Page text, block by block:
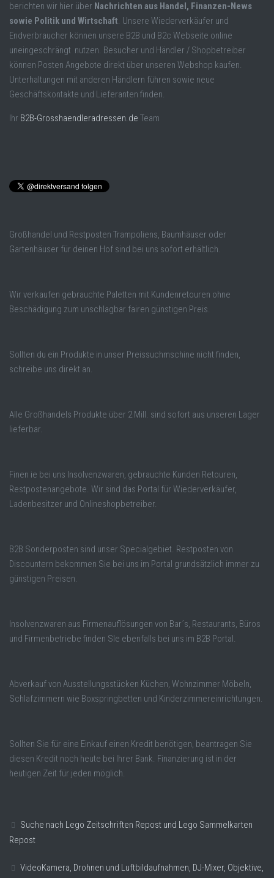
berichten wir hier über Nachrichten aus Handel, Finanzen-News
sowie Politik und Wirtschaft. Unsere Wiederverkäufer und
Endverbraucher können unsere B2B und B2c Webseite online
uneingeschrängt nutzen. Besucher und Händler / Shopbetreiber
können Posten Angebote direkt über unseren Webshop kaufen.
Unterhaltungen mit anderen Händlern führen sowie neue
Geschäftskontakte und Lieferanten finden.
Ihr B2B-Grosshaendleradressen.de Team
Großhandel und Restposten Trampoliens, Baumhäuser oder
Gartenhäuser für deinen Hof sind bei uns sofort erhältlich.
Wir verkaufen gebrauchte Paletten mit Kundenretouren ohne
Beschädigung zum unschlagbar fairen günstigen Preis.
Sollten du ein Produkte in unser Preissuchmschine nicht finden,
schreibe uns direkt an.
Alle Großhandels Produkte über 2 Mill. sind sofort aus unseren Lager
lieferbar.
Finen ie bei uns Insolvenzwaren, gebrauchte Kunden Retouren,
Restpostenangebote. Wir sind das Portal für Wiederverkäufer,
Ladenbesitzer und Onlineshopbetreiber.
B2B Sonderposten sind unser Specialgebiet. Restposten von
Discountern bekommen Sie bei uns im Portal grundsätzlich immer zu
günstigen Preisen.
Insolvenzwaren aus Firmenauflösungen von Bar´s, Restaurants, Büros
und Firmenbetriebe finden SIe ebenfalls bei uns im B2B Portal.
Abverkauf von Ausstellungsstücken Küchen, Wohnzimmer Möbeln,
Schlafzimmern wie Boxspringbetten und Kinderzimmereinrichtungen.
Sollten Sie für eine Einkauf einen Kredit benötigen, beantragen Sie
diesen Kredit noch heute bei Ihrer Bank. Finanzierung ist in der
heutigen Zeit für jeden möglich.
Suche nach Lego Zeitschriften Repost und Lego Sammelkarten
Repost
VideoKamera, Drohnen und Luftbildaufnahmen, DJ-Mixer, Objektive,